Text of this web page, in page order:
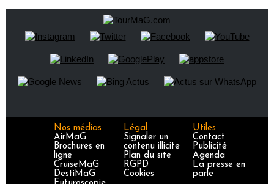
Nos médias
AirMaG
Brochures en
ligne
CruiseMaG
DestiMaG
Légal
Signaler un
contenu illicite
Plan du site
RGPD
Cookies
Utiles
Contact
Publicité
Agenda
La presse en
parle